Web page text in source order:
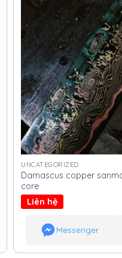
UNCATEGORIZED
Damascus copper
core
Liên hệ
Messenger